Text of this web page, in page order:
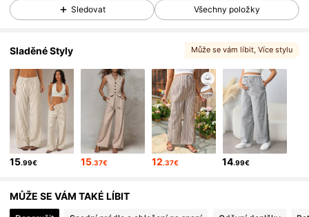
876K Sledující
876K Sledující
4.83 876K Sledující
Sledovat Všechny položky
Sladěné Styly Může se vám líbit, Více stylu
15.99€ 15.37€ 12.37€ 14.99€
MŮŽE SE VÁM TAKÉ LÍBIT